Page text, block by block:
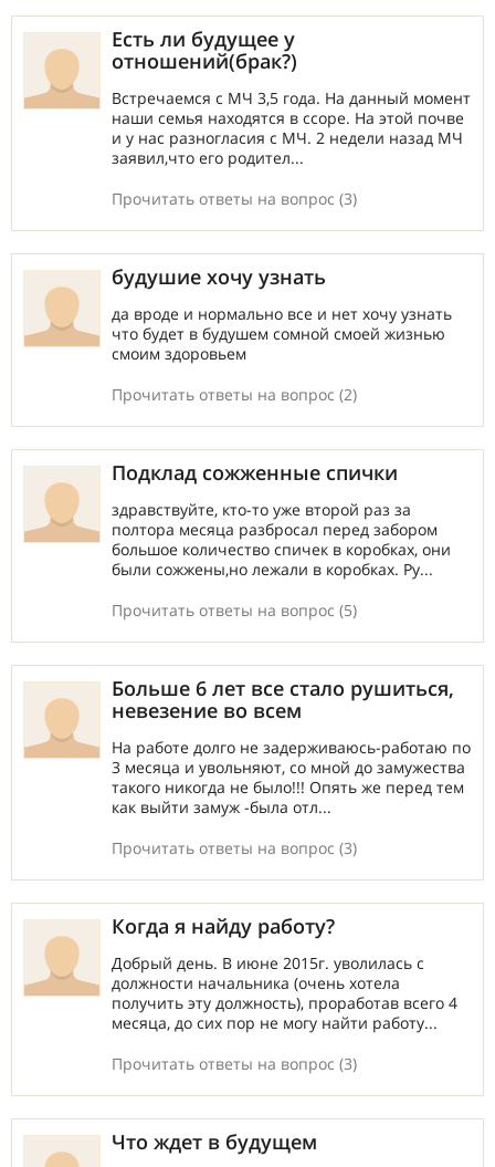
Есть ли будущее у
отношений(брак?)
Встречаемся с МЧ 3,5 года. На данный момент
наши семья находятся в ссоре. На этой почве
и у нас разногласия с МЧ. 2 недели назад МЧ
заявил,что его родител...
Прочитать ответы на вопрос (3)
будушие хочу узнать
да вроде и нормально все и нет хочу узнать
что будет в будушем сомной смоей жизнью
смоим здоровьем
Прочитать ответы на вопрос (2)
Подклад сожженные спички
здравствуйте, кто-то уже второй раз за
полтора месяца разбросал перед забором
большое количество спичек в коробках, они
были сожжены,но лежали в коробках. Ру...
Прочитать ответы на вопрос (5)
Больше 6 лет все стало рушиться,
невезение во всем
На работе долго не задерживаюсь-работаю по
3 месяца и увольняют, со мной до замужества
такого никогда не было!!! Опять же перед тем
как выйти замуж -была отл...
Прочитать ответы на вопрос (3)
Когда я найду работу?
Добрый день. В июне 2015г. уволилась с
должности начальника (очень хотела
получить эту должность), проработав всего 4
месяца, до сих пор не могу найти работу...
Прочитать ответы на вопрос (3)
Что ждет в будущем